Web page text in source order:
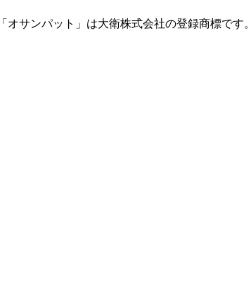
オサンパット」は大衛株式会社の登録商標です。